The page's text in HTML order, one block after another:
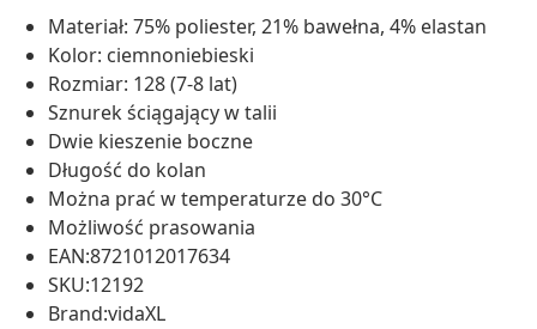
Materiał: 75% poliester, 21% bawełna, 4% elastan
Kolor: ciemnoniebieski
Rozmiar: 128 (7-8 lat)
Sznurek ściągający w talii
Dwie kieszenie boczne
Długość do kolan
Można prać w temperaturze do 30°C
Możliwość prasowania
EAN:8721012017634
SKU:12192
Brand:vidaXL